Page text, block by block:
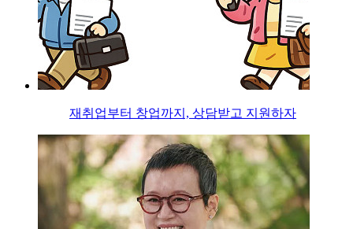
재취업부터 창업까지, 상담받고 지원하자